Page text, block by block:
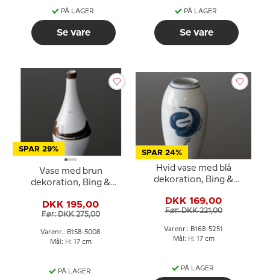
PÅ LAGER
Se vare
PÅ LAGER
Se vare
SPAR 29%
Vase med brun
dekoration, Bing &
DKK 195,00
Før: DKK 275,00
Varenr.: B158-5008
Mål: H: 17 cm
PÅ LAGER
SPAR 24%
Hvid vase med blå
dekoration, Bing &
DKK 169,00
Før: DKK 221,00
Varenr.: B168-5251
Mål: H: 17 cm
PÅ LAGER